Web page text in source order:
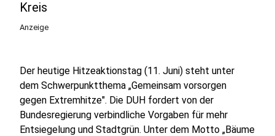
Kreis
Anzeige
Der heutige Hitzeaktionstag (11. Juni) steht unter
dem Schwerpunktthema „Gemeinsam vorsorgen
gegen Extremhitze". Die DUH fordert von der
Bundesregierung verbindliche Vorgaben für mehr
Entsiegelung und Stadtgrün. Unter dem Motto „Bäume